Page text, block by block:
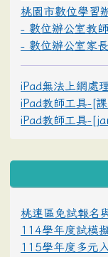
桃園市數位學習
- 數位辦公室教
- 數位辦公室家
iPad無法上網處
iPad教師工具-[
iPad教師工具-
桃連區免試報名
114學年度試模
115學年度多元